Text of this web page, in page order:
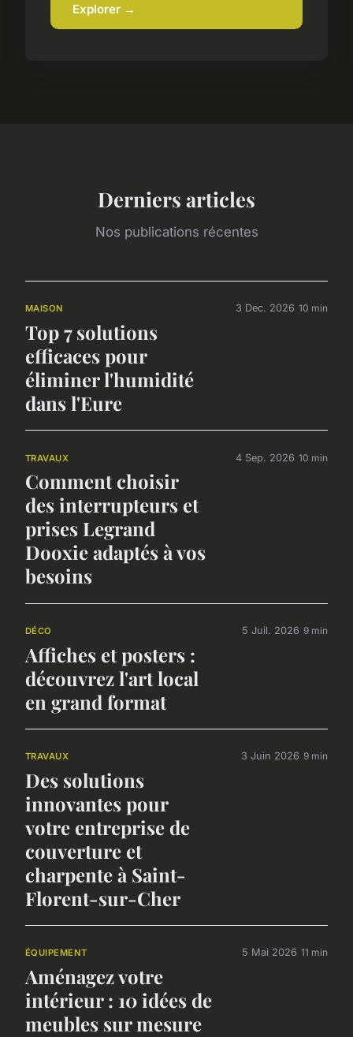
Explorer →
Derniers articles
Nos publications récentes
MAISON
Top 7 solutions
efficaces pour
éliminer l'humidité
dans l'Eure
3 Dec. 2026 10 min
TRAVAUX
Comment choisir
des interrupteurs et
prises Legrand
Dooxie adaptés à vos
besoins
4 Sep. 2026 10 min
DÉCO
Affiches et posters :
découvrez l'art local
en grand format
5 Juil. 2026 9 min
TRAVAUX
Des solutions
innovantes pour
votre entreprise de
couverture et
charpente à Saint-
Florent-sur-Cher
3 Juin 2026 9 min
ÉQUIPEMENT
Aménagez votre
intérieur : 10 idées de
meubles sur mesure
5 Mai 2026 11 min